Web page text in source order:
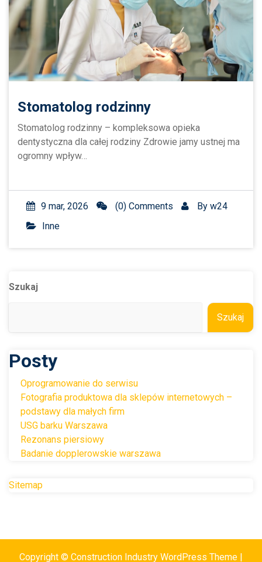
Stomatolog rodzinny
Stomatolog rodzinny – kompleksowa opieka
dentystyczna dla całej rodziny Zdrowie jamy ustnej ma
ogromny wpływ…
9 mar, 2026 (0) Comments By w24
Inne
Szukaj
Szukaj
Posty
Oprogramowanie do serwisu
Fotografia produktowa dla sklepów internetowych –
podstawy dla małych firm
USG barku Warszawa
Rezonans piersiowy
Badanie dopplerowskie warszawa
Sitemap
Copyright © Construction Industry WordPress Theme |